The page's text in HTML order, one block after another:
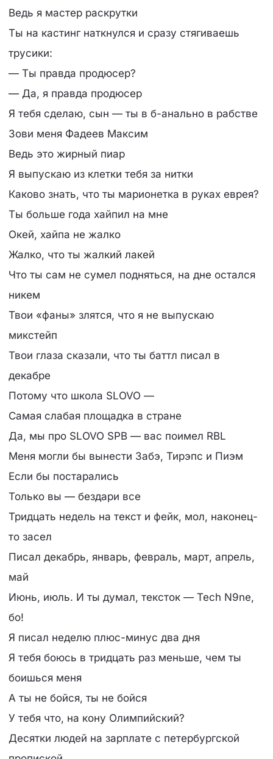
Ведь я мастер раскрутки
Ты на кастинг наткнулся и сразу стягиваешь
трусики:
— Ты правда продюсер?
— Да, я правда продюсер
Я тебя сделаю, сын — ты в б-анально в рабстве
Зови меня Фадеев Максим
Ведь это жирный пиар
Я выпускаю из клетки тебя за нитки
Каково знать, что ты марионетка в руках еврея?
Ты больше года хайпил на мне
Окей, хайпа не жалко
Жалко, что ты жалкий лакей
Что ты сам не сумел подняться, на дне остался
никем
Твои «фаны» злятся, что я не выпускаю
микстейп
Твои глаза сказали, что ты баттл писал в
декабре
Потому что школа SLOVO —
Самая слабая площадка в стране
Да, мы про SLOVO SPB — вас поимел RBL
Меня могли бы вынести Забэ, Тирэпс и Пиэм
Если бы постарались
Только вы — бездари все
Тридцать недель на текст и фейк, мол, наконец-
то засел
Писал декабрь, январь, февраль, март, апрель,
май
Июнь, июль. И ты думал, тексток — Tech N9ne,
бо!
Я писал неделю плюс-минус два дня
Я тебя боюсь в тридцать раз меньше, чем ты
боишься меня
А ты не бойся, ты не бойся
У тебя что, на кону Олимпийский?
Десятки людей на зарплате с петербургской